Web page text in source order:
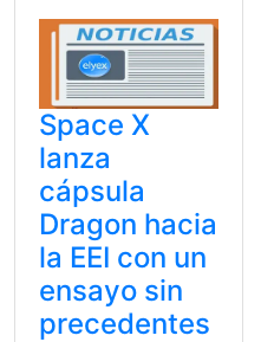
Space X
lanza
cápsula
Dragon hacia
la EEI con un
ensayo sin
precedentes